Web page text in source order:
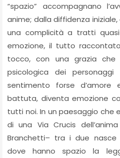
“spazio” accompagnano
anime; dalla diffidenza
una complicità a tratti
emozione, il tutto
tocco, con una grazia che
psicologica dei
sentimento forse d’amore
battuta, diventa emozione
tutti noi. In un paesaggio che
di una Via Crucis
Branchetti– tra i due nasce
dove hanno spazio la